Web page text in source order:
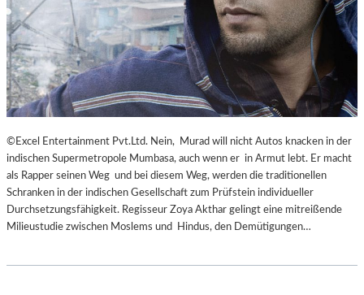
©Excel Entertainment Pvt.Ltd. Nein, Murad will nicht Autos knacken in der
indischen Supermetropole Mumbasa, auch wenn er in Armut lebt. Er macht
als Rapper seinen Weg und bei diesem Weg, werden die traditionellen
Schranken in der indischen Gesellschaft zum Prüfstein individueller
Durchsetzungsfähigkeit. Regisseur Zoya Akthar gelingt eine mitreißende
Milieustudie zwischen Moslems und Hindus, den Demütigungen…